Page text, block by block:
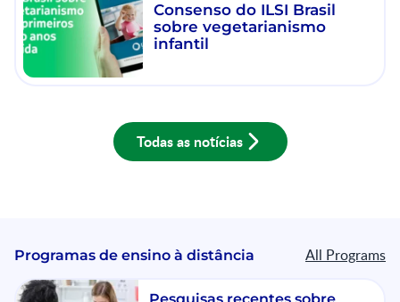
Consenso do ILSI Brasil
sobre vegetarianismo
infantil
Todas as notícias
Programas de ensino à distância All Programs
Pesquisas recentes sobre